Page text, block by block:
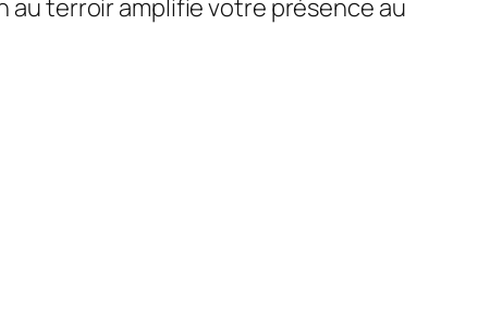
terroir amplifie votre présence au